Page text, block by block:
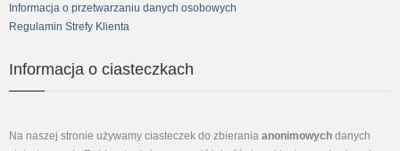
Informacja o przetwarzaniu danych osobowych
Regulamin Strefy Klienta
Informacja o ciasteczkach
Na naszej stronie używamy ciasteczek do zbierania anonimowych danych